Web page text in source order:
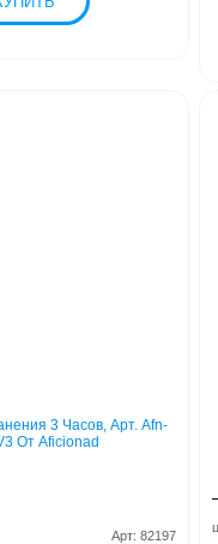
3 Часов, Арт. Afn-
От Aficionad
Арт: 82197